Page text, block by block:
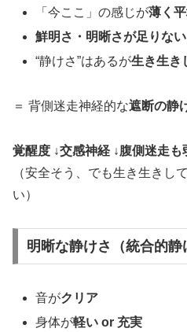
「今ここ」の感じが薄く平
鮮明さ・明晰さが足りない
“静けさ”はあるが生き生き
＝ 背側迷走神経的な遮断の静
覚醒度 ↓交感神経 ↓腹側迷走
（安全そう、でも生き生きし
い）
明晰な静けさ（統合的静
音がクリア
身体が軽い or 充実